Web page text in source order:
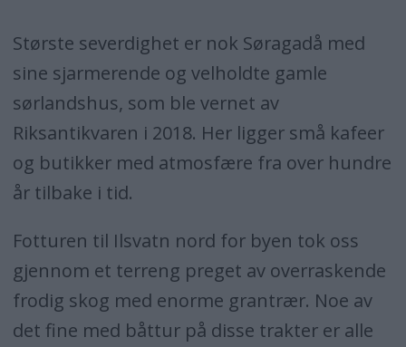
Største severdighet er nok Søragadå med
sine sjarmerende og velholdte gamle
sørlandshus, som ble vernet av
Riksantikvaren i 2018. Her ligger små kafeer
og butikker med atmosfære fra over hundre
år tilbake i tid.
Fotturen til Ilsvatn nord for byen tok oss
gjennom et terreng preget av overraskende
frodig skog med enorme grantrær. Noe av
det fine med båttur på disse trakter er alle